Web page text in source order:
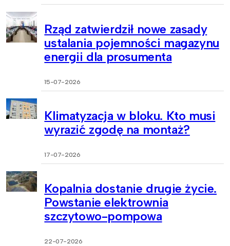
Rząd zatwierdził nowe zasady
ustalania pojemności magazynu
energii dla prosumenta
15-07-2026
Klimatyzacja w bloku. Kto musi
wyrazić zgodę na montaż?
17-07-2026
Kopalnia dostanie drugie życie.
Powstanie elektrownia
szczytowo-pompowa
22-07-2026